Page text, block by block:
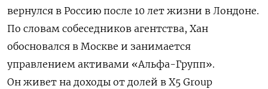
вернулся в Россию после 10 лет жизни в Лондоне.
По словам собеседников агентства, Хан
обосновался в Москве и занимается
управлением активами «Альфа-Групп».
Он живет на доходы от долей в X5 Group